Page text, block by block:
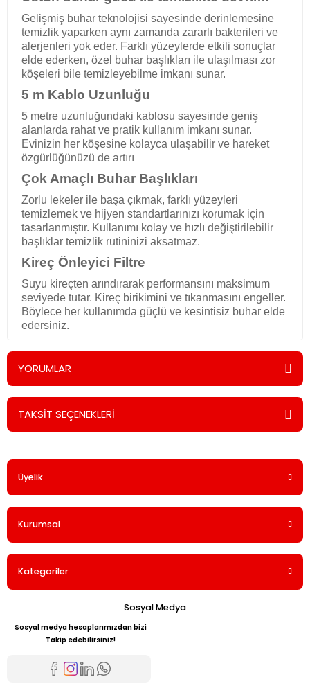
Gelişmiş buhar teknolojisi sayesinde derinlemesine
temizlik yaparken aynı zamanda zararlı bakterileri ve
alerjenleri yok eder. Farklı yüzeylerde etkili sonuçlar
elde ederken, özel buhar başlıkları ile ulaşılması zor
köşeleri bile temizleyebilme imkanı sunar.
5 m Kablo Uzunluğu
5 metre uzunluğundaki kablosu sayesinde geniş
alanlarda rahat ve pratik kullanım imkanı sunar.
Evinizin her köşesine kolayca ulaşabilir ve hareket
özgürlüğünüzü de artırı
Çok Amaçlı Buhar Başlıkları
Zorlu lekeler ile başa çıkmak, farklı yüzeyleri
temizlemek ve hijyen standartlarınızı korumak için
tasarlanmıştır. Kullanımı kolay ve hızlı değiştirilebilir
başlıklar temizlik rutininizi aksatmaz.
Kireç Önleyici Filtre
Suyu kireçten arındırarak performansını maksimum
seviyede tutar. Kireç birikimini ve tıkanmasını engeller.
Böylece her kullanımda güçlü ve kesintisiz buhar elde
edersiniz.
YORUMLAR
Bu ürüne ilk yorumu siz yapın!
TAKSİT SEÇENEKLERİ
Üyelik
Kurumsal
Kategoriler
Sosyal Medya
Sosyal medya hesaplarımızdan bizi
Takip edebilirsiniz!